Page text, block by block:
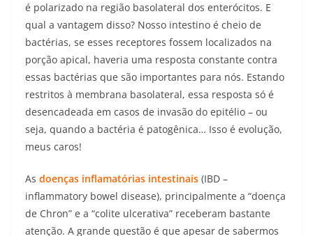
é polarizado na região basolateral dos enterócitos. E
qual a vantagem disso? Nosso intestino é cheio de
bactérias, se esses receptores fossem localizados na
porção apical, haveria uma resposta constante contra
essas bactérias que são importantes para nós. Estando
restritos à membrana basolateral, essa resposta só é
desencadeada em casos de invasão do epitélio – ou
seja, quando a bactéria é patogênica… Isso é evolução,
meus caros!
As doenças inflamatórias intestinais (IBD –
inflammatory bowel disease), principalmente a “doença
de Chron” e a “colite ulcerativa” receberam bastante
atenção. A grande questão é que apesar de sabermos